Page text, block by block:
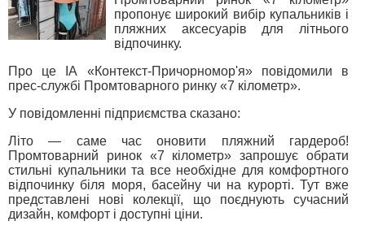
пропонує широкий вибір купальників і
пляжних аксесуарів для літнього
відпочинку.
Про це ІА «Контекст-Причорномор'я» повідомили в
прес-службі Промтоварного ринку «7 кілометр».
У повідомленні підприємства сказано:
Літо — саме час оновити пляжний гардероб!
Промтоварний ринок «7 кілометр» запрошує обрати
стильні купальники та все необхідне для комфортного
відпочинку біля моря, басейну чи на курорті. Тут вже
представлені нові колекції, що поєднують сучасний
дизайн, комфорт і доступні ціни.